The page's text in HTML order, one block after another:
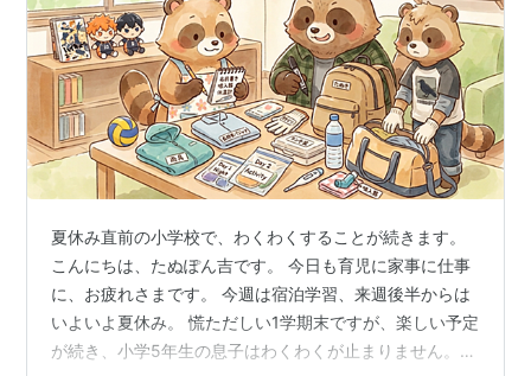
ハイキュー!! 14 (ジャンプコミック
ス)
作者:古舘春一
出版社/メーカー:集英社
発売日:2014/12/27
この商品を含むブログ (20件) を見る
ハイキュー!! 15 (ジャンプコミック
ス)
夏休み直前の小学校で、わくわくすることが続きます。
こんにちは、たぬぽん吉です。 今日も育児に家事に仕事
に、お疲れさまです。 今週は宿泊学習、来週後半からは
いよいよ夏休み。 慌ただしい1学期末ですが、楽しい予定
が続き、小学5年生の息子はわくわくが止まりません。